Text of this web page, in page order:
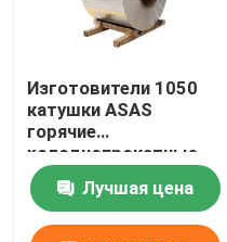
Изготовители 1050
катушки ASAS
горячие
холоднопрокатные
алюминиевые 4047
7023 украшение
тонкий AA 1110
Лучшая цена